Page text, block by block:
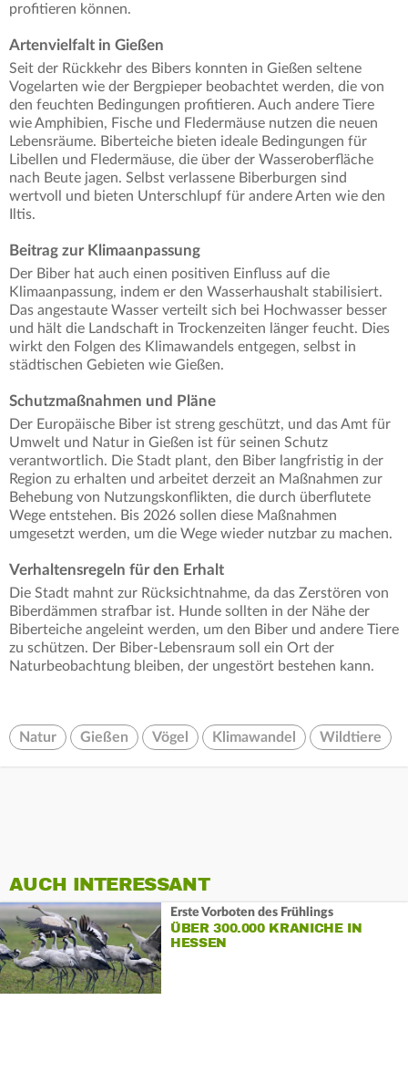
profitieren können.
Artenvielfalt in Gießen
Seit der Rückkehr des Bibers konnten in Gießen seltene
Vogelarten wie der Bergpieper beobachtet werden, die von
den feuchten Bedingungen profitieren. Auch andere Tiere
wie Amphibien, Fische und Fledermäuse nutzen die neuen
Lebensräume. Biberteiche bieten ideale Bedingungen für
Libellen und Fledermäuse, die über der Wasseroberfläche
nach Beute jagen. Selbst verlassene Biberburgen sind
wertvoll und bieten Unterschlupf für andere Arten wie den
Iltis.
Beitrag zur Klimaanpassung
Der Biber hat auch einen positiven Einfluss auf die
Klimaanpassung, indem er den Wasserhaushalt stabilisiert.
Das angestaute Wasser verteilt sich bei Hochwasser besser
und hält die Landschaft in Trockenzeiten länger feucht. Dies
wirkt den Folgen des Klimawandels entgegen, selbst in
städtischen Gebieten wie Gießen.
Schutzmaßnahmen und Pläne
Der Europäische Biber ist streng geschützt, und das Amt für
Umwelt und Natur in Gießen ist für seinen Schutz
verantwortlich. Die Stadt plant, den Biber langfristig in der
Region zu erhalten und arbeitet derzeit an Maßnahmen zur
Behebung von Nutzungskonflikten, die durch überflutete
Wege entstehen. Bis 2026 sollen diese Maßnahmen
umgesetzt werden, um die Wege wieder nutzbar zu machen.
Verhaltensregeln für den Erhalt
Die Stadt mahnt zur Rücksichtnahme, da das Zerstören von
Biberdämmen strafbar ist. Hunde sollten in der Nähe der
Biberteiche angeleint werden, um den Biber und andere Tiere
zu schützen. Der Biber-Lebensraum soll ein Ort der
Naturbeobachtung bleiben, der ungestört bestehen kann.
Natur Gießen Vögel Klimawandel Wildtiere
AUCH INTERESSANT
Erste Vorboten des Frühlings
ÜBER 300.000 KRANICHE IN
HESSEN